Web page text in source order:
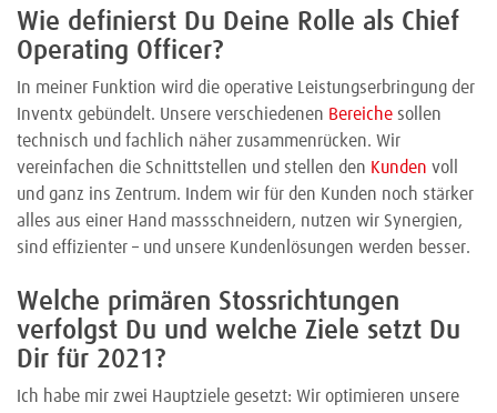
Wie definierst Du Deine Rolle als Chief
Operating Officer?
In meiner Funktion wird die operative Leistungserbringung der
Inventx gebündelt. Unsere verschiedenen Bereiche sollen
technisch und fachlich näher zusammenrücken. Wir
vereinfachen die Schnittstellen und stellen den Kunden voll
und ganz ins Zentrum. Indem wir für den Kunden noch stärker
alles aus einer Hand massschneidern, nutzen wir Synergien,
sind effizienter – und unsere Kundenlösungen werden besser.
Welche primären Stossrichtungen
verfolgst Du und welche Ziele setzt Du
Dir für 2021?
Ich habe mir zwei Hauptziele gesetzt: Wir optimieren unsere